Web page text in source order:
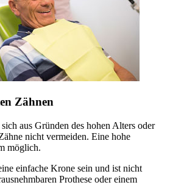
Zähnen
aus Gründen des hohen Alters oder
nicht vermeiden. Eine hohe
möglich.
einfache Krone sein und ist nicht
Prothese oder einem